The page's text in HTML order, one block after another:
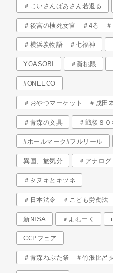
＃じいさんばあさん若返る
＃後宮の検死女官 ＃4巻 ＃
＃横浜炭物語 ＃七福神
YOASOBI ＃新桃限
#ONEECO
＃おやつマーケット ＃成田
＃青森の文具 ＃戦後８０
#ホールマーク#フルリール
異国、旅気分 ＃アナロ
＃タヌキとキツネ
＃日本法令 ＃こども労働
新NISA ＃よむーく
CCPフェア
＃青森ねぶた祭 ＃竹浪比呂